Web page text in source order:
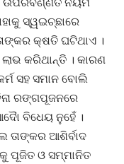
ସ୍ୱଇଚ୍ଛାରେ
କ୍ଷତି ଘଟିଥାଏ ।
କରିଥାନ୍ତି । କାରଣ
ସହ ସମାନ ବୋଲି
ରଙ୍ଗପୂଜନରେ
ବିଧେୟ ନୁହେଁ ।
ତାଙ୍କର ଆଶିର୍ବାଦ
ପୂଜିତ ଓ ସମ୍ମାନିତ